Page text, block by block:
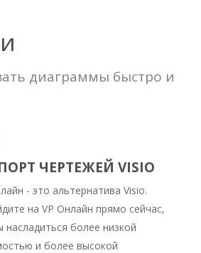
диаграммы быстро и
ЧЕРТЕЖЕЙ VISIO
- это альтернатива Visio.
на VP Онлайн прямо сейчас,
насладиться более низкой
и более высокой